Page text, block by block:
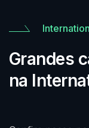
Grandes
na